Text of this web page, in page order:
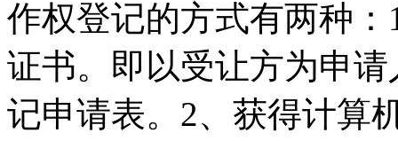
作权登记的方式有两种
证书。即以受让方为申
记申请表。2、获得计算